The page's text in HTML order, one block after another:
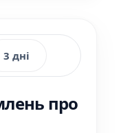
3 дні
про